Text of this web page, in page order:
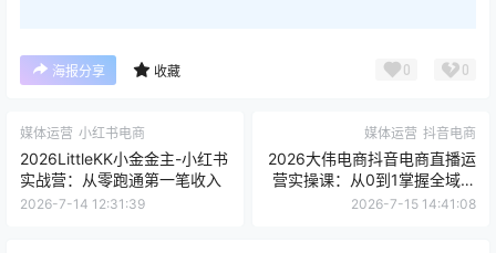
海报分享 收藏 0 0
媒体运营 小红书电商
2026LittleKK小金金主-小红书
实战营：从零跑通第一笔收入
2026-7-14 12:31:39
媒体运营 抖音电商
2026大伟电商抖音电商直播运
营实操课：从0到1掌握全域流
量变现全链路
2026-7-15 14:41:08